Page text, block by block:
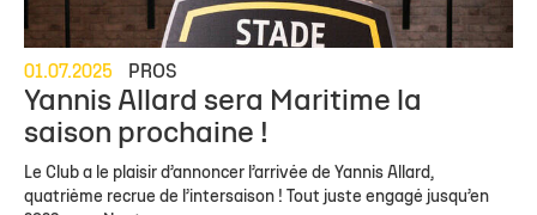
01.07.2025 PROS
Yannis Allard sera Maritime la
saison prochaine !
Le Club a le plaisir d’annoncer l’arrivée de Yannis Allard,
quatrième recrue de l’intersaison ! Tout juste engagé jusqu’en